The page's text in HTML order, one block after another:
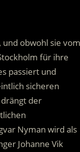
und obwohl sie vom
für ihre
passiert und
sicheren
der
Nyman wird als
Johanne Vik